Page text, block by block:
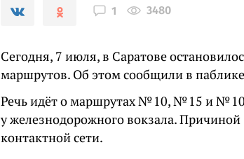
1 3480
Сегодня, 7 июля, в Саратове
маршрутов. Об этом сообщили в
Речь идёт о маршрутах № 10, № 15 и №
у железнодорожного вокзала. Причиной
контактной сети.